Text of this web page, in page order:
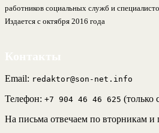
работников социальных служб и
Издается с октября 2016 года
Email: redaktor@son-net.info
Телефон: +7 904 46 46 625 (только
На письма отвечаем по вторникам и